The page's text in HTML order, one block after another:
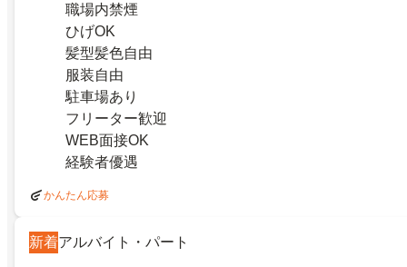
職場内禁煙
ひげOK
髪型髪色自由
服装自由
駐車場あり
フリーター歓迎
WEB面接OK
経験者優遇
かんたん応募
新着アルバイト・パート